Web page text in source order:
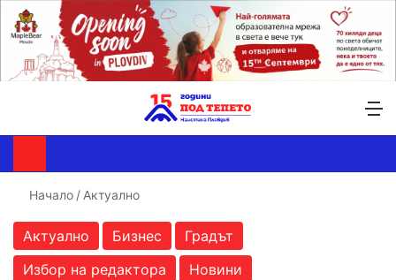
Начало / Актуално
Актуално Бизнес
Градът
Избор на редактора
Новини